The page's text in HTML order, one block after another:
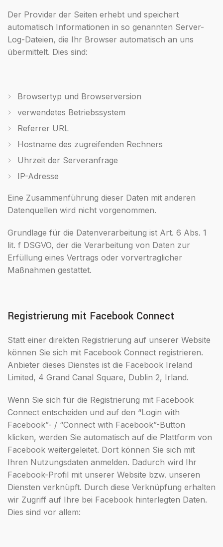
Der Provider der Seiten erhebt und speichert
automatisch Informationen in so genannten Server-
Log-Dateien, die Ihr Browser automatisch an uns
übermittelt. Dies sind:
Browsertyp und Browserversion
verwendetes Betriebssystem
Referrer URL
Hostname des zugreifenden Rechners
Uhrzeit der Serveranfrage
IP-Adresse
Eine Zusammenführung dieser Daten mit anderen
Datenquellen wird nicht vorgenommen.
Grundlage für die Datenverarbeitung ist Art. 6 Abs. 1
lit. f DSGVO, der die Verarbeitung von Daten zur
Erfüllung eines Vertrags oder vorvertraglicher
Maßnahmen gestattet.
Registrierung mit Facebook Connect
Statt einer direkten Registrierung auf unserer Website
können Sie sich mit Facebook Connect registrieren.
Anbieter dieses Dienstes ist die Facebook Ireland
Limited, 4 Grand Canal Square, Dublin 2, Irland.
Wenn Sie sich für die Registrierung mit Facebook
Connect entscheiden und auf den “Login with
Facebook”- / “Connect with Facebook”-Button
klicken, werden Sie automatisch auf die Plattform von
Facebook weitergeleitet. Dort können Sie sich mit
Ihren Nutzungsdaten anmelden. Dadurch wird Ihr
Facebook-Profil mit unserer Website bzw. unseren
Diensten verknüpft. Durch diese Verknüpfung erhalten
wir Zugriff auf Ihre bei Facebook hinterlegten Daten.
Dies sind vor allem: